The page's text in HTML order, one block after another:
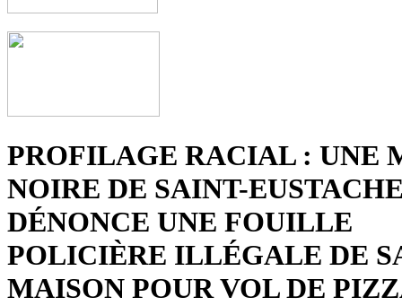
PROFILAGE RACIAL : UNE
NOIRE DE SAINT-
DÉNONCE UNE FOUILLE
POLICIÈRE ILLÉGALE DE
MAISON POUR VOL DE